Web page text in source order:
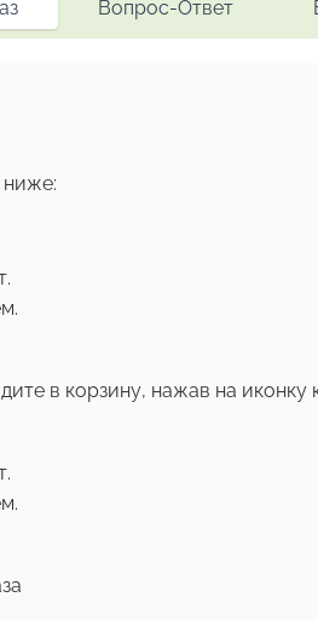
Вопрос-Ответ
ниже:
в корзину, нажав на иконку